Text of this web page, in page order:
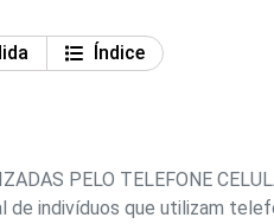
Índice
PELO TELEFONE
de indivíduos que utilizam